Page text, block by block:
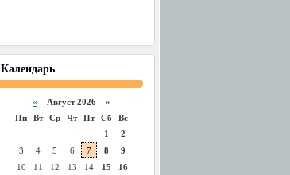
Календарь
« Август 2026 »
Пн
Вт Ср Чт Пт Сб
Вс
1
2
3
4 5 6 7 8
9
10
11 12 13 14 15
16